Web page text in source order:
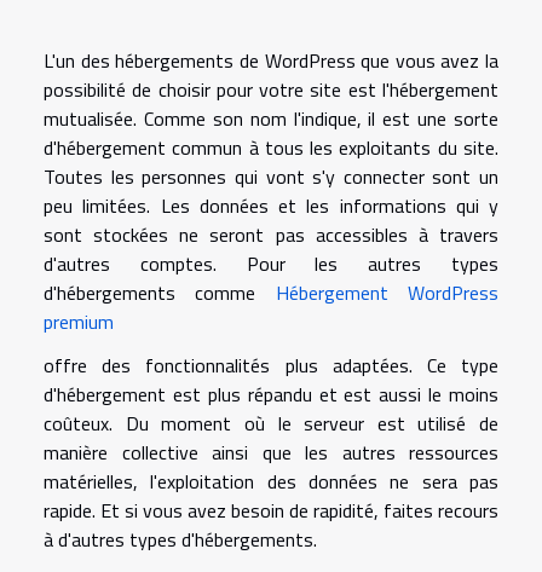
L'un des hébergements de WordPress que vous avez la
possibilité de choisir pour votre site est l'hébergement
mutualisée. Comme son nom l'indique, il est une sorte
d'hébergement commun à tous les exploitants du site.
Toutes les personnes qui vont s'y connecter sont un
peu limitées. Les données et les informations qui y
sont stockées ne seront pas accessibles à travers
d'autres comptes. Pour les autres types
d'hébergements comme Hébergement WordPress
premium
offre des fonctionnalités plus adaptées. Ce type
d'hébergement est plus répandu et est aussi le moins
coûteux. Du moment où le serveur est utilisé de
manière collective ainsi que les autres ressources
matérielles, l'exploitation des données ne sera pas
rapide. Et si vous avez besoin de rapidité, faites recours
à d'autres types d'hébergements.